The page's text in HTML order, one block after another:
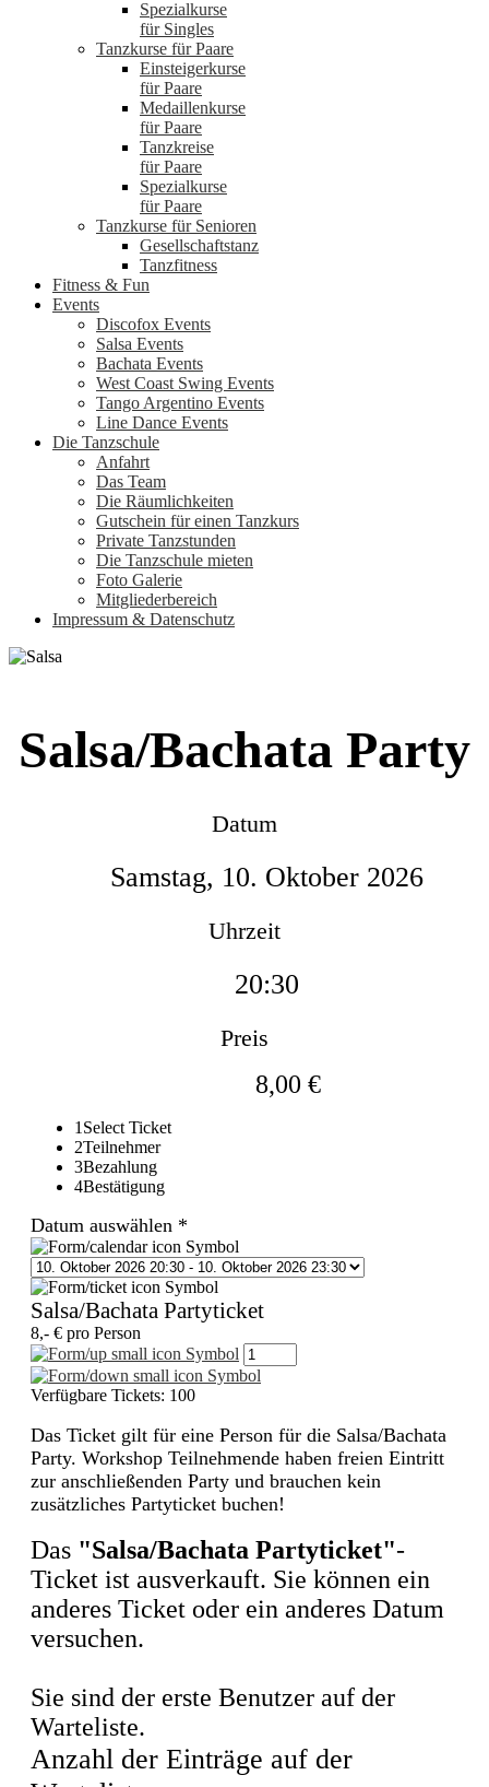
Spezialkurse
für Singles
Tanzkurse für Paare
Einsteigerkurse
für Paare
Medaillenkurse
für Paare
Tanzkreise
für Paare
Spezialkurse
für Paare
Tanzkurse für Senioren
Gesellschaftstanz
Tanzfitness
Fitness & Fun
Events
Discofox Events
Salsa Events
Bachata Events
West Coast Swing Events
Tango Argentino Events
Line Dance Events
Die Tanzschule
Anfahrt
Das Team
Die Räumlichkeiten
Gutschein für einen Tanzkurs
Private Tanzstunden
Die Tanzschule mieten
Foto Galerie
Mitgliederbereich
Impressum & Datenschutz
Salsa/Bachata Party
Datum
Samstag, 10. Oktober 2026
Uhrzeit
20:30
Preis
8,00 €
1 Select Ticket
2Teilnehmer
3Bezahlung
4Bestätigung
Datum auswählen *
Salsa/Bachata Partyticket
8,- € pro Person
Verfügbare Tickets: 100
Das Ticket gilt für eine Person für die Salsa/Bachata
Party. Workshop Teilnehmende haben freien Eintritt
zur anschließenden Party und brauchen kein
zusätzliches Partyticket buchen!
Das "Salsa/Bachata Partyticket"-
Ticket ist ausverkauft. Sie können ein
anderes Ticket oder ein anderes Datum
versuchen.
Sie sind der erste Benutzer auf der
Warteliste.
Anzahl der Einträge auf der